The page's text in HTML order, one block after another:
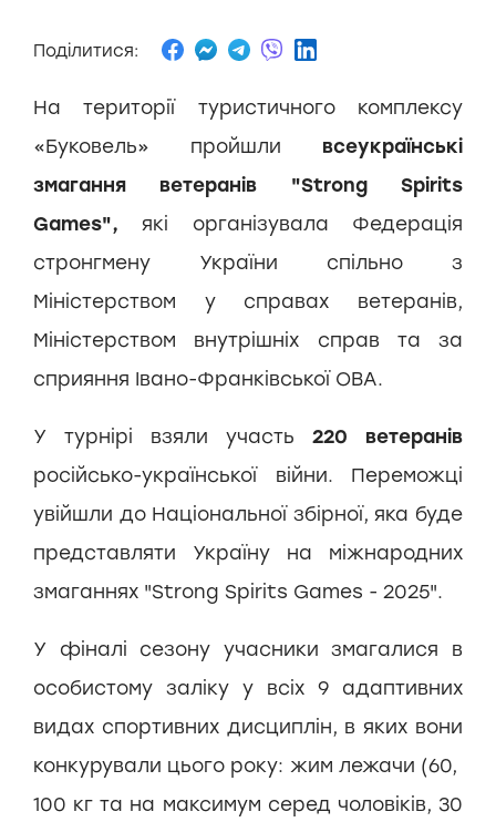
Поділитися:
На території туристичного комплексу
«Буковель» пройшли всеукраїнські
змагання ветеранів "Strong Spirits
Games", які організувала Федерація
стронгмену України спільно з
Міністерством у справах ветеранів,
Міністерством внутрішніх справ та за
сприяння Івано-Франківської ОВА.
У турнірі взяли участь 220 ветеранів
російсько-української війни. Переможці
увійшли до Національної збірної, яка буде
представляти Україну на міжнародних
змаганнях "Strong Spirits Games - 2025".
У фіналі сезону учасники змагалися в
особистому заліку у всіх 9 адаптивних
видах спортивних дисциплін, в яких вони
конкурували цього року: жим лежачи (60,
100 кг та на максимум серед чоловіків, 30